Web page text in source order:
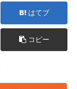
はてブ
コピー